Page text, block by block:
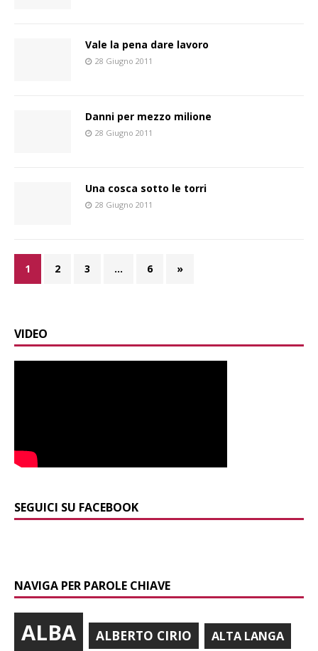
Vale la pena dare lavoro
28 Giugno 2011
Danni per mezzo milione
28 Giugno 2011
Una cosca sotto le torri
28 Giugno 2011
1 2 3 … 6 »
VIDEO
SEGUICI SU FACEBOOK
NAVIGA PER PAROLE CHIAVE
ALBA ALBERTO CIRIO ALTA LANGA